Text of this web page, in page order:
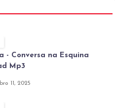
- Conversa na Esquina
Mp3
11, 2025